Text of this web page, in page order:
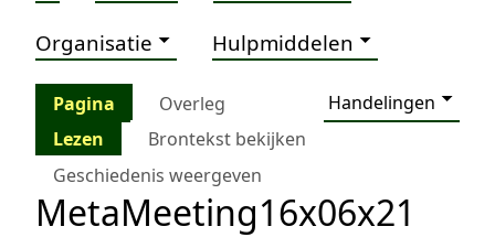
Organisatie Hulpmiddelen
Pagina Overleg
Handelingen
Lezen
Brontekst bekijken
Geschiedenis weergeven
MetaMeeting16x06x21